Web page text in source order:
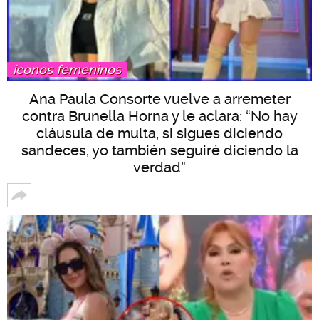
íconos femeninos
Ana Paula Consorte vuelve a arremeter
contra Brunella Horna y le aclara: “No hay
cláusula de multa, si sigues diciendo
sandeces, yo también seguiré diciendo la
verdad”